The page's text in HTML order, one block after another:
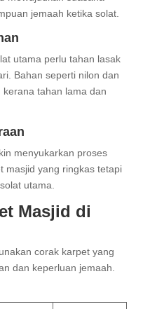
jemaah ketika solat.
utama perlu tahan lasak
Bahan seperti nilon dan
tahan lama dan
menyukarkan proses
masjid yang ringkas tetapi
utama.
Masjid di
corak karpet yang
dan keperluan jemaah.